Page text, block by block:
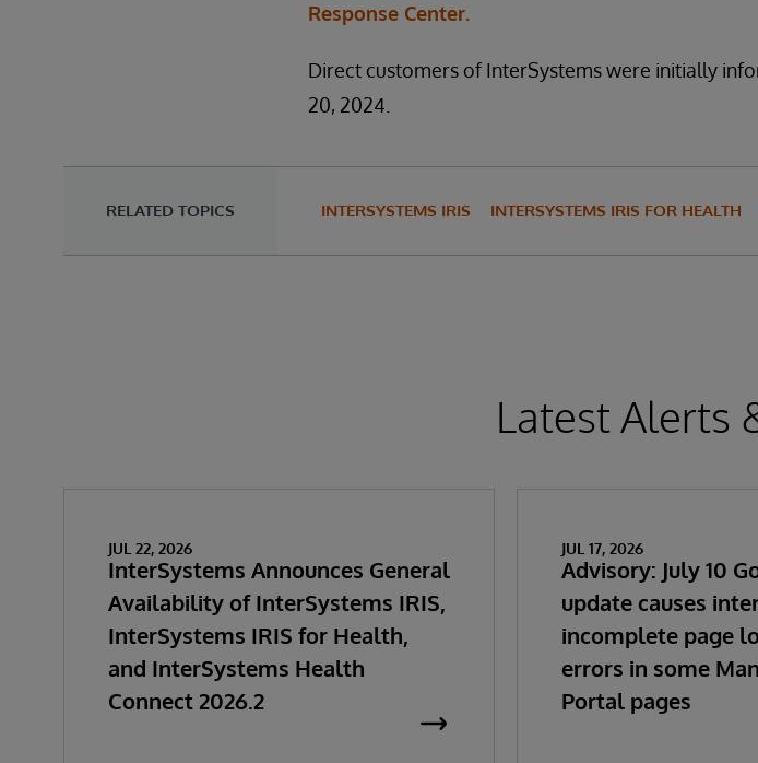
Response Center.
Direct customers of InterSystems were initially
20, 2024.
RELATED TOPICS INTERSYSTEMS IRIS INTERSYSTEMS IRIS FOR HEALTH
Latest Alerts
JUL 22, 2026
InterSystems Announces General
Availability of InterSystems IRIS,
InterSystems IRIS for Health,
and InterSystems Health
Connect 2026.2
JUL 17, 2026
Advisory: July 10
update causes
incomplete page
errors in some
Portal pages